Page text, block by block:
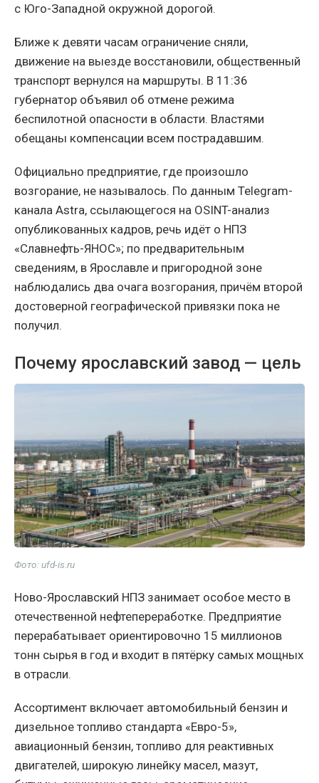
с Юго-Западной окружной дорогой.
Ближе к девяти часам ограничение сняли,
движение на выезде восстановили, общественный
транспорт вернулся на маршруты. В 11:36
губернатор объявил об отмене режима
беспилотной опасности в области. Властями
обещаны компенсации всем пострадавшим.
Официально предприятие, где произошло
возгорание, не называлось. По данным Telegram-
канала Astra, ссылающегося на OSINT-анализ
опубликованных кадров, речь идёт о НПЗ
«Славнефть-ЯНОС»; по предварительным
сведениям, в Ярославле и пригородной зоне
наблюдались два очага возгорания, причём второй
достоверной географической привязки пока не
получил.
Почему ярославский завод — цель
Фото: ufd-is.ru
Ново-Ярославский НПЗ занимает особое место в
отечественной нефтепереработке. Предприятие
перерабатывает ориентировочно 15 миллионов
тонн сырья в год и входит в пятёрку самых мощных
в отрасли.
Ассортимент включает автомобильный бензин и
дизельное топливо стандарта «Евро-5»,
авиационный бензин, топливо для реактивных
двигателей, широкую линейку масел, мазут,